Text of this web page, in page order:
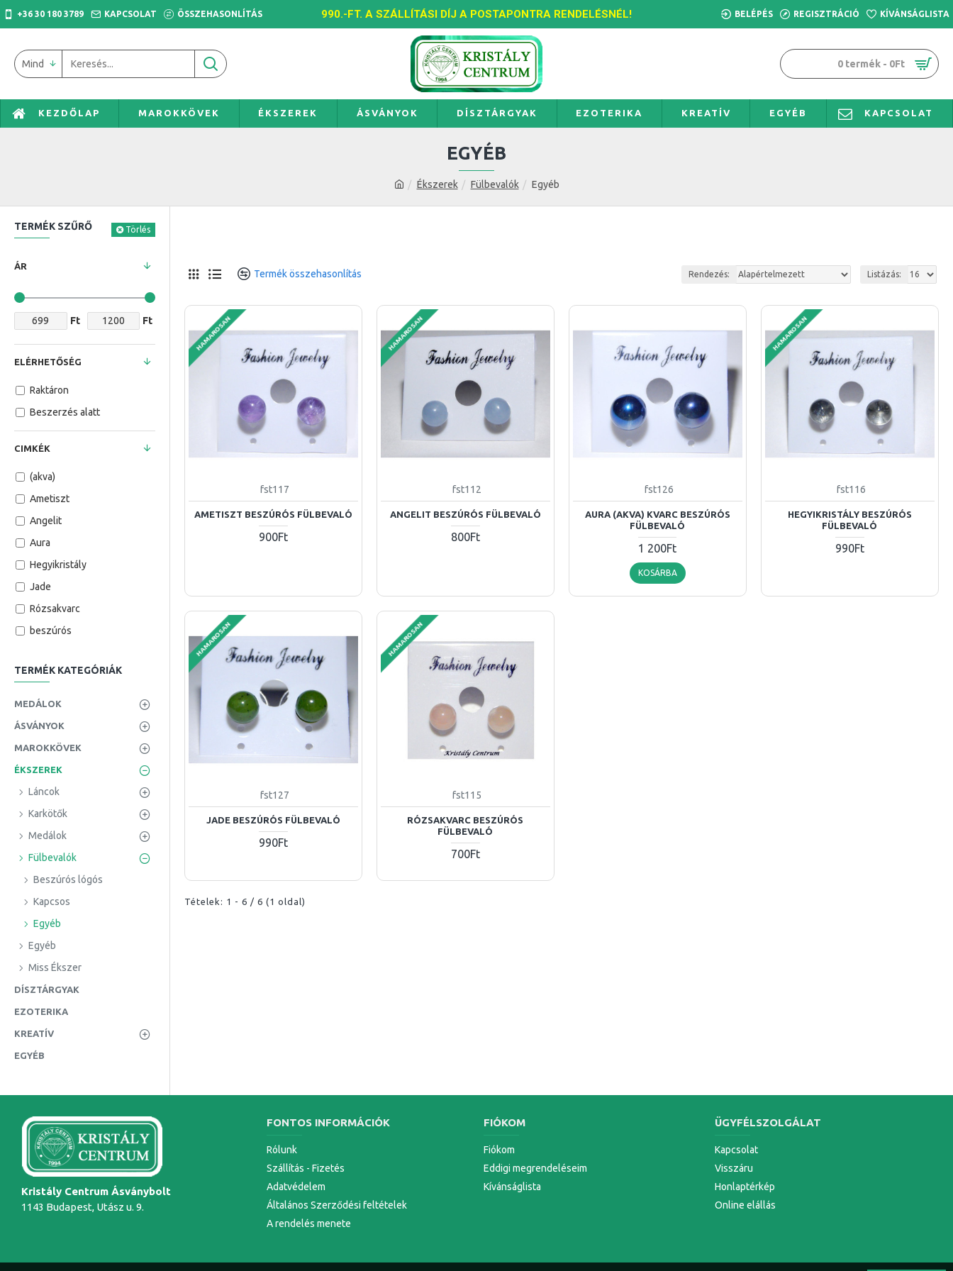
+36 30 180 3789 KAPCSOLAT ÖSSZEHASONLÍTÁS 990.-FT. A SZÁLLÍTÁSI DÍJ A POSTAPONTRA RENDELÉSNÉL! BELÉPÉS REGISZTRÁCIÓ KÍVÁNSÁGLISTA
Mind 0 termék - 0Ft
KEZDŐLAP MAROKKÖVEK ÉKSZEREK ÁSVÁNYOK DÍSZTÁRGYAK EZOTERIKA KREATÍV EGYÉB KAPCSOLAT
Ékszerek Fülbevalók Egyéb
EGYÉB
TERMÉK SZŰRŐ Törlés
ÁR
Ft Ft
CIMKÉK
(akva)
Ametiszt
Angelit
Aura
Hegyikristály
Jade
Rózsakvarc
beszúrós
kvarc
ELÉRHETŐSÉG
Raktáron
Beszerzés alatt
TERMÉK KATEGÓRIÁK
MEDÁLOK
ÁSVÁNYOK
MAROKKÖVEK
ÉKSZEREK
Láncok
Karkötők
Medálok
Fülbevalók
Beszúrós lógós
Kapcsos
Egyéb
Egyéb
Miss Ékszer
DÍSZTÁRGYAK
EZOTERIKA
KREATÍV
EGYÉB
Termék összehasonlítás Rendezés: Listázás:
HAMAROSAN
fst117
AMETISZT BESZÚRÓS FÜLBEVALÓ
900Ft
HAMAROSAN
fst112
ANGELIT BESZÚRÓS FÜLBEVALÓ
800Ft
fst126
AURA (AKVA) KVARC BESZÚRÓS
FÜLBEVALÓ
1 200Ft
KOSÁRBA
HAMAROSAN
fst116
HEGYIKRISTÁLY BESZÚRÓS
FÜLBEVALÓ
990Ft
HAMAROSAN
fst127
JADE BESZÚRÓS FÜLBEVALÓ
990Ft
HAMAROSAN
fst115
RÓZSAKVARC BESZÚRÓS
FÜLBEVALÓ
700Ft
Tételek: 1 - 6 / 6 (1 oldal)
Kristály Centrum Ásványbolt
1143 Budapest, Utász u. 9.
FONTOS INFORMÁCIÓK
Rólunk
Szállítás - Fizetés
Adatvédelem
Általános Szerződési feltételek
A rendelés menete
FIÓKOM
Fiókom
Eddigi megrendeléseim
Kívánságlista
ÜGYFÉLSZOLGÁLAT
Kapcsolat
Visszáru
Honlaptérkép
Online elállás